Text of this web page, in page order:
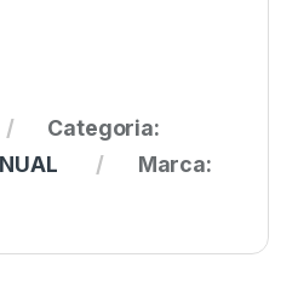
Categoria:
Marca: